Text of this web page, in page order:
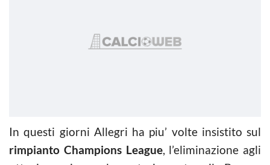
In questi giorni Allegri ha piu’ volte insistito sul
rimpianto Champions League, l’eliminazione agli